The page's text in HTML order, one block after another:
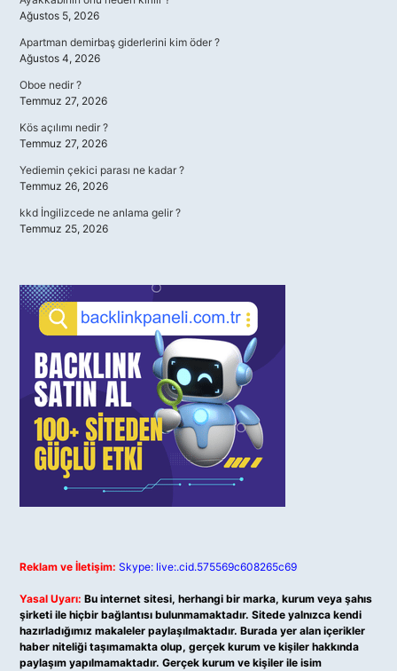
Ağustos 5, 2026
Apartman demirbaş giderlerini kim öder ?
Ağustos 4, 2026
Oboe nedir ?
Temmuz 27, 2026
Kös açılımı nedir ?
Temmuz 27, 2026
Yediemin çekici parası ne kadar ?
Temmuz 26, 2026
kkd İngilizcede ne anlama gelir ?
Temmuz 25, 2026
Reklam ve İletişim: Skype: live:.cid.575569c608265c69
Yasal Uyarı: Bu internet sitesi, herhangi bir marka, kurum veya şahıs
şirketi ile hiçbir bağlantısı bulunmamaktadır. Sitede yalnızca kendi
hazırladığımız makaleler paylaşılmaktadır. Burada yer alan içerikler
haber niteliği taşımamakta olup, gerçek kurum ve kişiler hakkında
paylaşım yapılmamaktadır. Gerçek kurum ve kişiler ile isim